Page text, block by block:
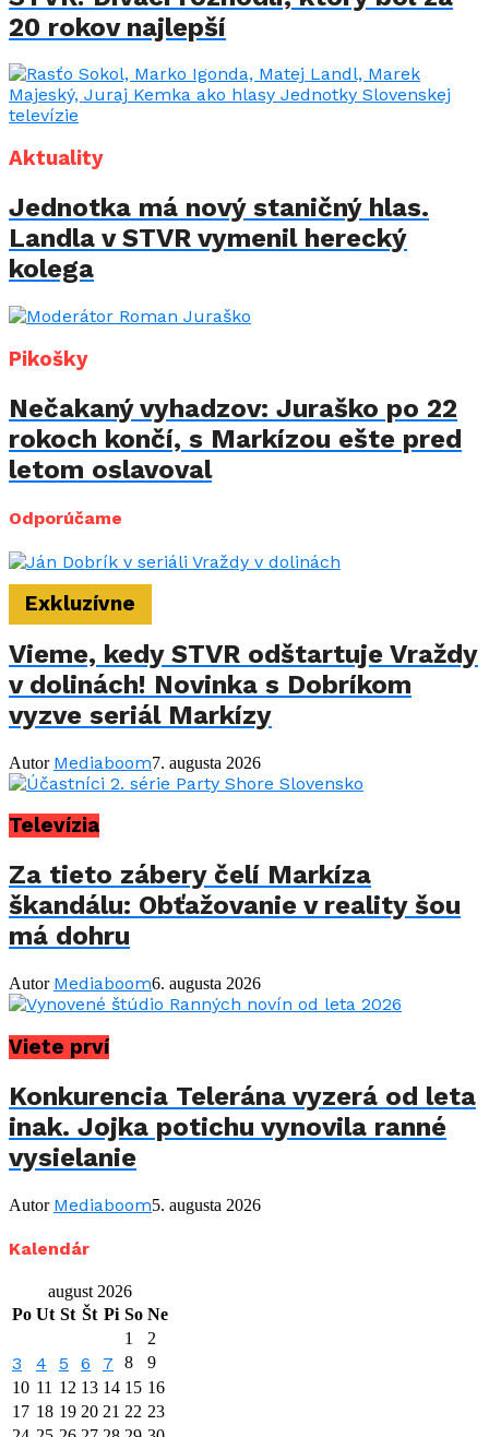
20 rokov najlepší
Aktuality
Jednotka má nový staničný hlas.
Landla v STVR vymenil herecký
kolega
Pikošky
Nečakaný vyhadzov: Juraško po 22
rokoch končí, s Markízou ešte pred
letom oslavoval
Odporúčame
Exkluzívne
Vieme, kedy STVR odštartuje Vraždy
v dolinách! Novinka s Dobríkom
vyzve seriál Markízy
Autor Mediaboom7. augusta 2026
Televízia
Za tieto zábery čelí Markíza
škandálu: Obťažovanie v reality šou
má dohru
Autor Mediaboom6. augusta 2026
Viete prví
Konkurencia Telerána vyzerá od leta
inak. Jojka potichu vynovila ranné
vysielanie
Autor Mediaboom5. augusta 2026
Kalendár
august 2026
Po Ut St Št Pi So Ne
1
2
3 4 5 6 7 8
9
10 11 12 13 14 15 16
17 18 19 20 21 22 23